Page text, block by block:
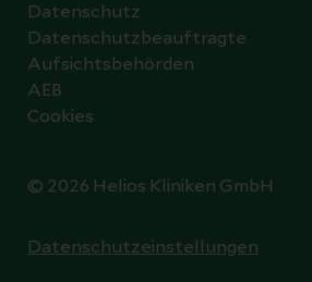
© 2026 Helios Kliniken GmbH
Datenschutz
Datenschutzbeauftragte
Aufsichtsbehörden
AEB
Cookies
Datenschutzeinstellungen